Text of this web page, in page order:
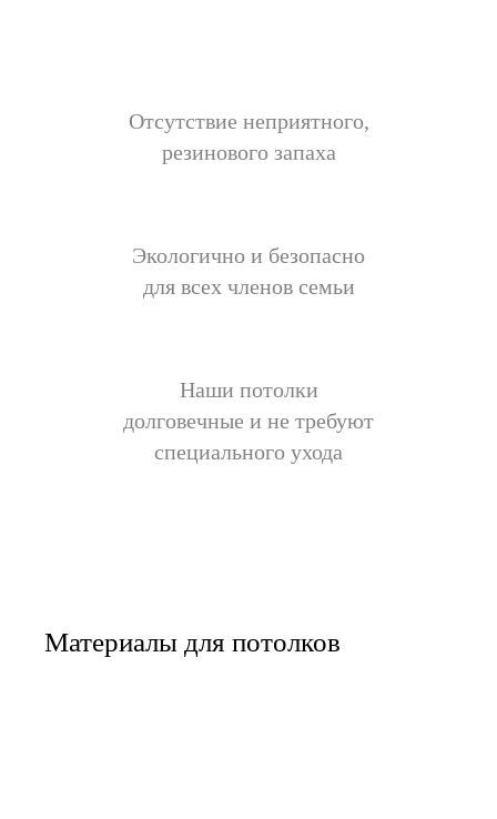
Отсутствие неприятного,
резинового запаха
Экологично и безопасно
для всех членов семьи
Наши потолки
долговечные и не требуют
специального ухода
Материалы для потолков